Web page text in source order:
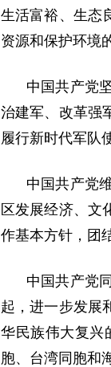
生活富裕、生态
资源和保护环境
中国共产党
治建军、改革强
履行新时代军队
中国共产党
区发展经济、文
作基本方针，团
中国共产党
起，进一步发展
华民族伟大复兴
胞、台湾同胞和